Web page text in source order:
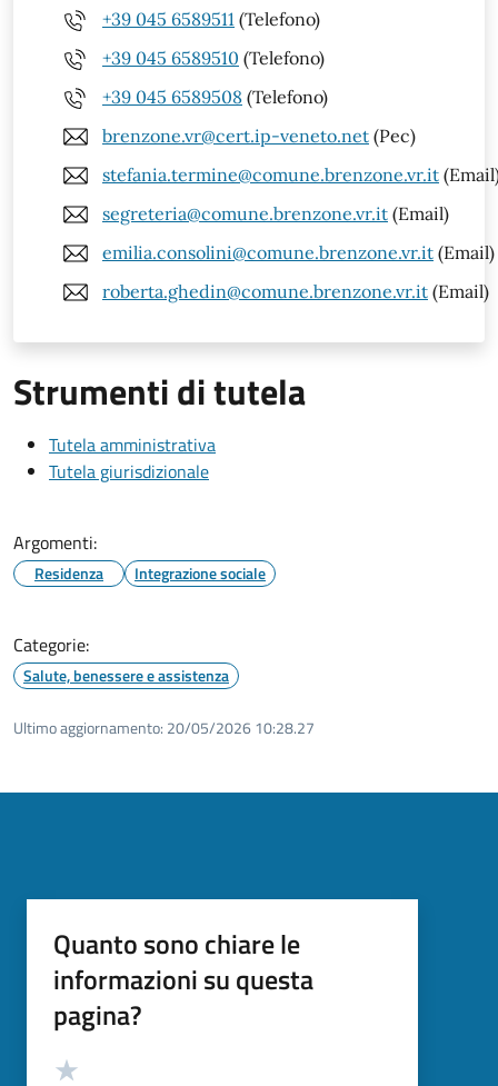
+39 045 6589511 (Telefono)
+39 045 6589510 (Telefono)
+39 045 6589508 (Telefono)
brenzone.vr@cert.ip-veneto.net (Pec)
stefania.termine@comune.brenzone.vr.it
segreteria@comune.brenzone.vr.it (Email)
emilia.consolini@comune.brenzone.vr.it (Email)
roberta.ghedin@comune.brenzone.vr.it (Email)
Strumenti di tutela
Tutela amministrativa
Tutela giurisdizionale
Argomenti:
Residenza Integrazione sociale
Categorie:
Salute, benessere e assistenza
Ultimo aggiornamento: 20/05/2026 10:28.27
Quanto sono chiare le
informazioni su questa
pagina?
Valutazione